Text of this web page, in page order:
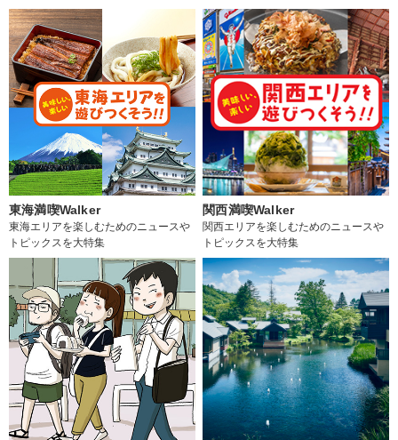
東海満喫Walker
東海エリアを楽しむためのニュースや
トピックスを大特集
関西満喫Walker
関西エリアを楽しむためのニュースや
トピックスを大特集